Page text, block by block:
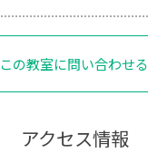
この教室に問い合わせる
アクセス情報